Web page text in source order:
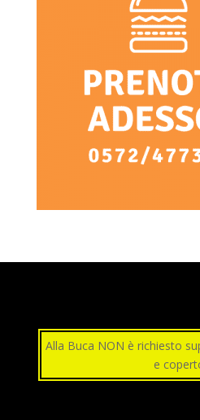
Alla Buca NON è richiesto
e